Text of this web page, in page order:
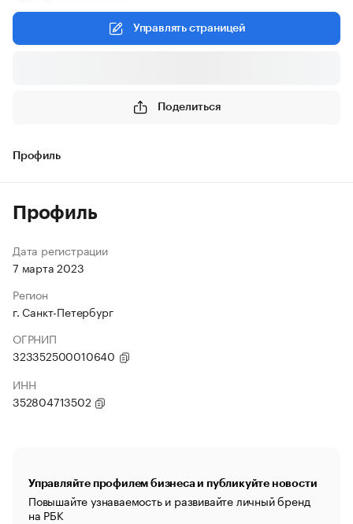
Управлять страницей
Поделиться
Профиль
Профиль
Дата регистрации
7 марта 2023
Регион
г. Санкт-Петербург
ОГРНИП
323352500010640
ИНН
352804713502
Управляйте профилем бизнеса и публикуйте новости
Повышайте узнаваемость и развивайте личный бренд
на РБК